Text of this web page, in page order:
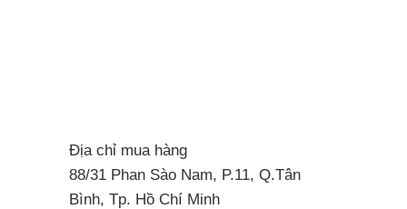
Địa chỉ mua hàng
88/31 Phan Sào Nam, P.11, Q.Tân
Bình, Tp. Hồ Chí Minh